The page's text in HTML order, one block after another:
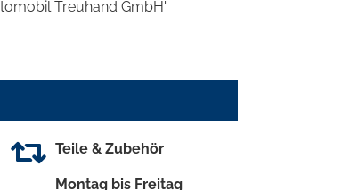
Treuhand GmbH'
Teile & Zubehör
Montag bis Freitag